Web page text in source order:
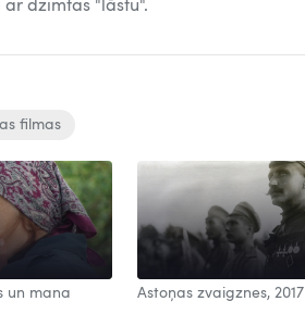
dzimtas "lāstu".
filmas
un mana
Astoņas zvaigznes, 2017